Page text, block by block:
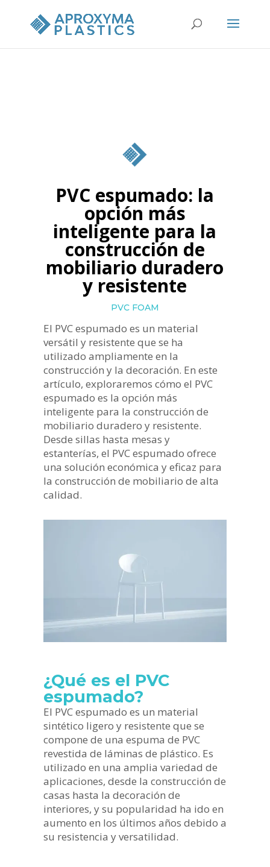
PVC espumado: la
opción más
inteligente para la
construcción de
mobiliario duradero
y resistente
PVC FOAM
El PVC espumado es un material
versátil y resistente que se ha
utilizado ampliamente en la
construcción y la decoración. En este
artículo, exploraremos cómo el PVC
espumado es la opción más
inteligente para la construcción de
mobiliario duradero y resistente.
Desde sillas hasta mesas y
estanterías, el PVC espumado ofrece
una solución económica y eficaz para
la construcción de mobiliario de alta
calidad.
¿Qué es el PVC
espumado?
El PVC espumado es un material
sintético ligero y resistente que se
compone de una espuma de PVC
revestida de láminas de plástico. Es
utilizado en una amplia variedad de
aplicaciones, desde la construcción de
casas hasta la decoración de
interiores, y su popularidad ha ido en
aumento en los últimos años debido a
su resistencia y versatilidad.